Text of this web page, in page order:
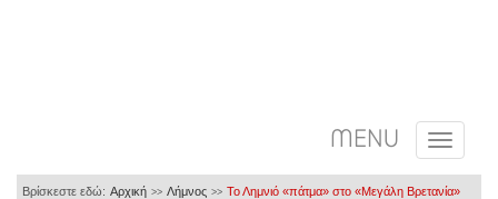
MENU
Βρίσκεστε εδώ: Αρχική >> Λήμνος >> Το Λημνιό «πάτμα» στο «Μεγάλη Βρετανία»